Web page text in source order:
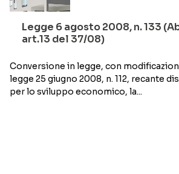
Legge 6 agosto 2008, n. 133
art.13 del 37/08)
Conversione in legge, con
legge 25 giugno 2008, n. 112, recante
per lo sviluppo economico, la...